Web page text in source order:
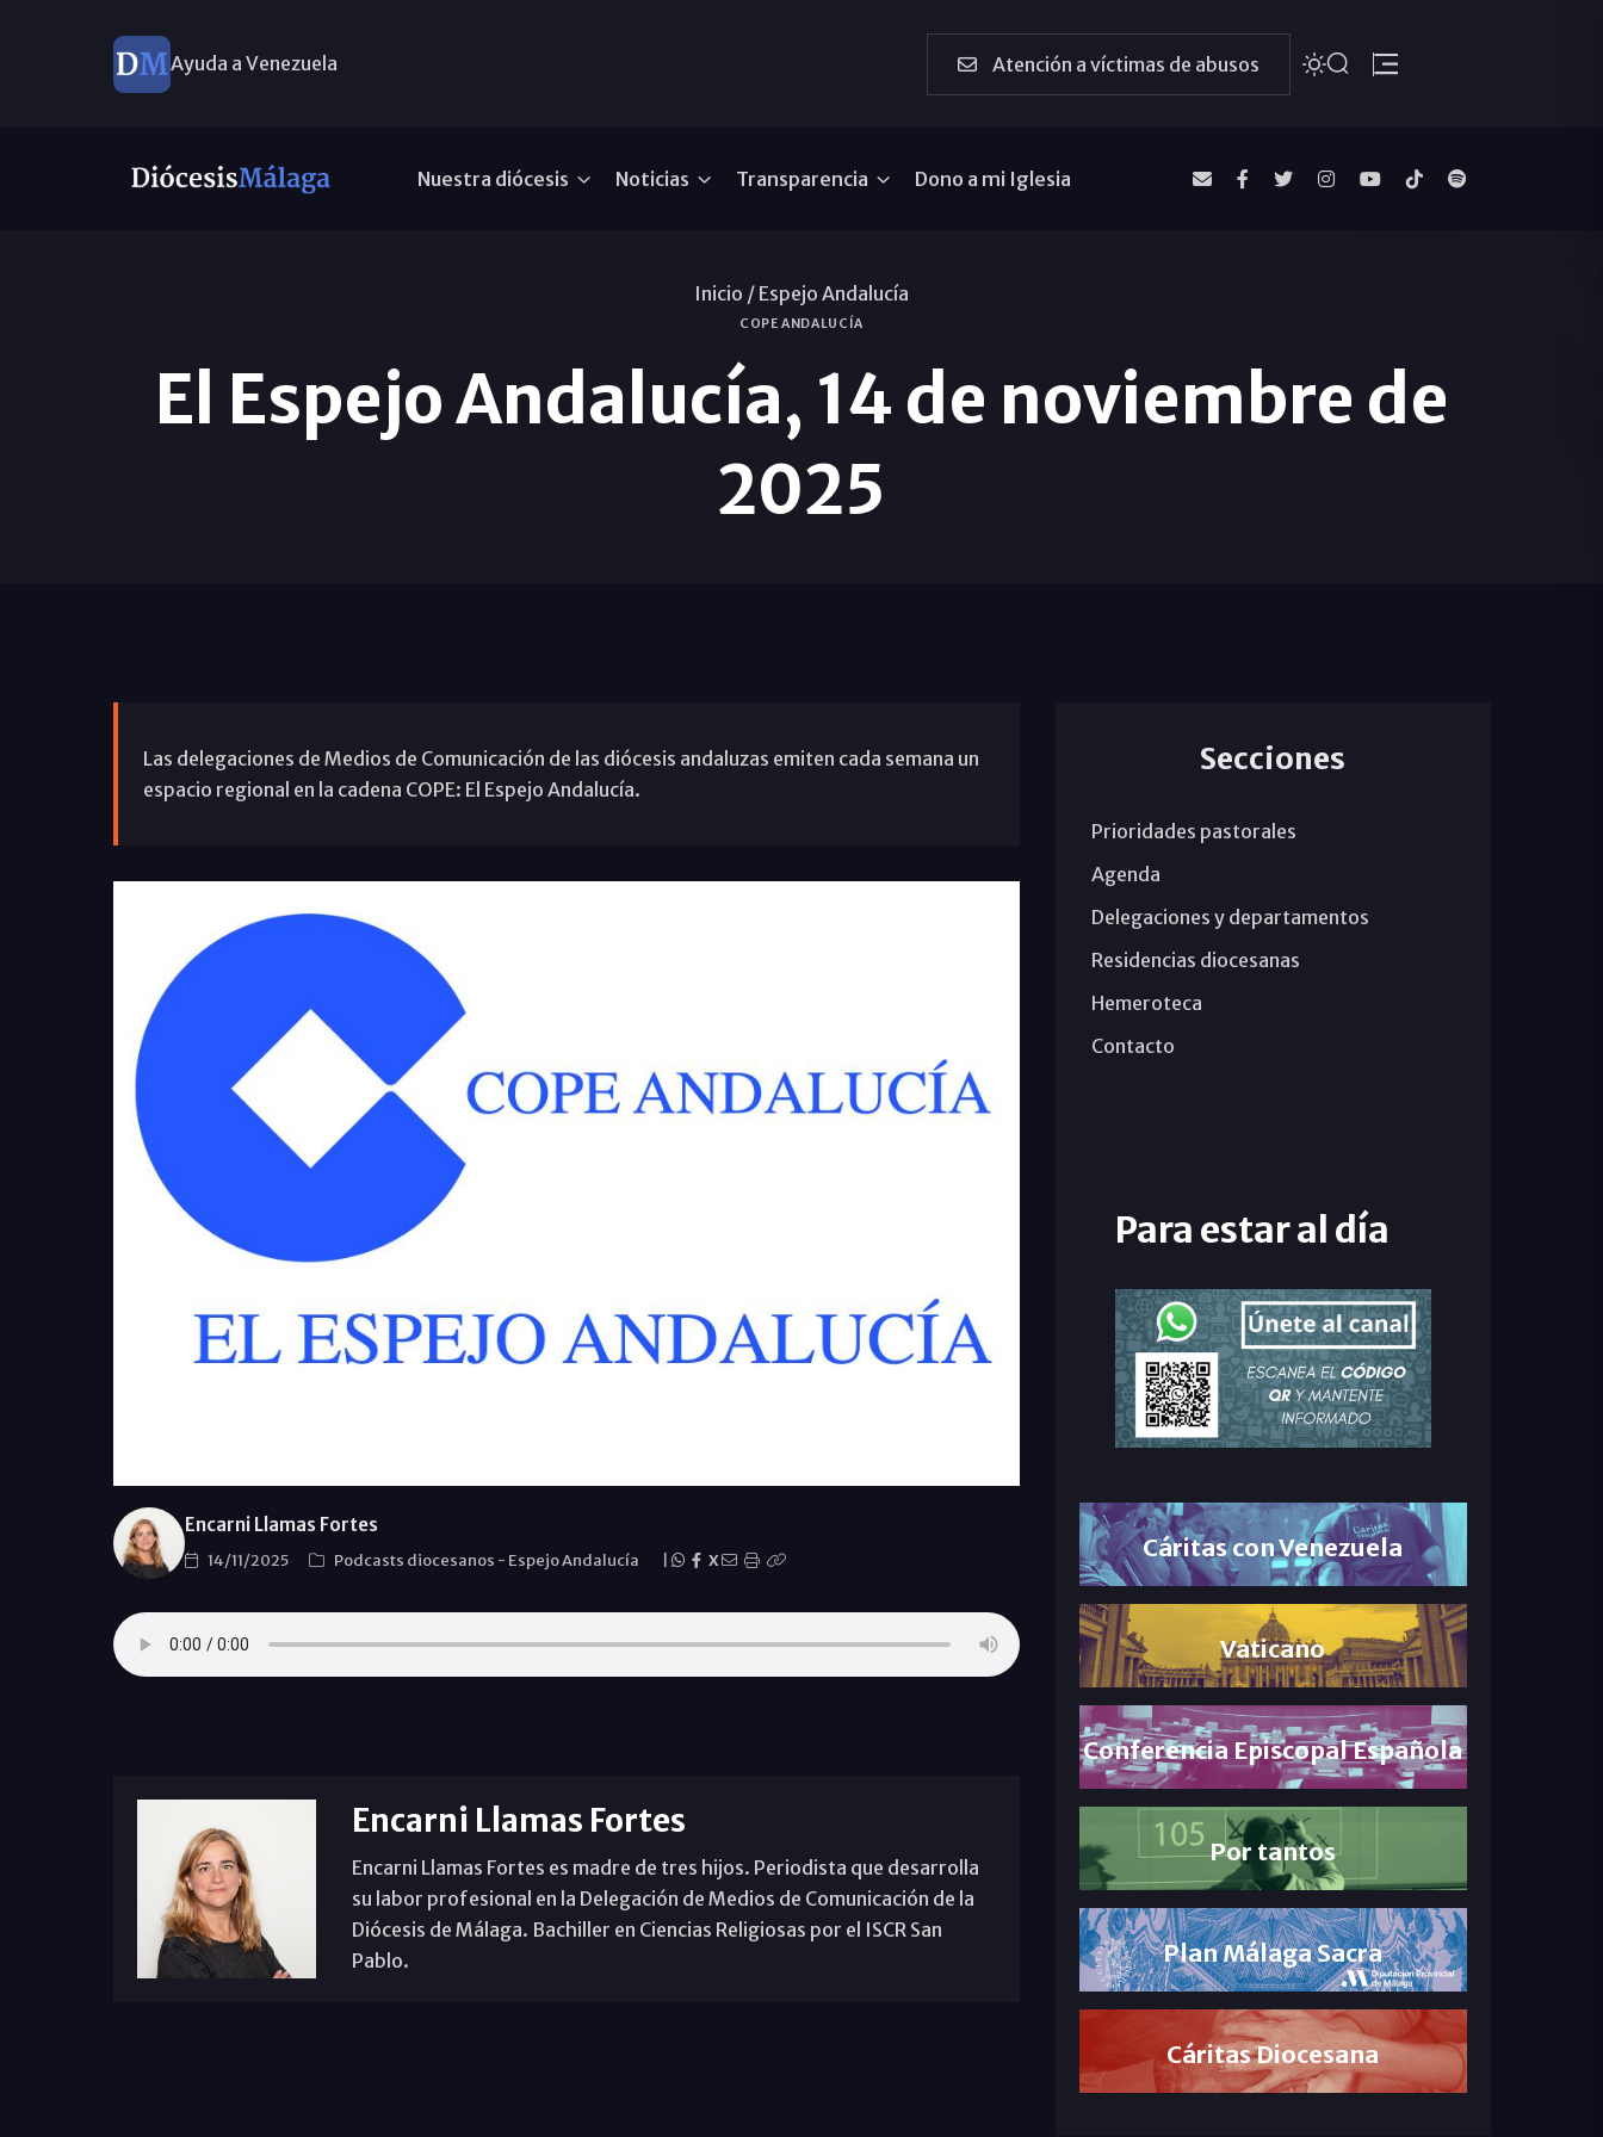
Ayuda a Venezuela Atención a víctimas de abusos
Nuestra diócesis Noticias Transparencia Dono a mi Iglesia
Inicio / Espejo Andalucía
COPE ANDALUCÍA
El Espejo Andalucía, 14 de noviembre de
2025
Las delegaciones de Medios de Comunicación de las diócesis andaluzas emiten cada semana un
espacio regional en la cadena COPE: El Espejo Andalucía.
Encarni Llamas Fortes
14/11/2025 Podcasts diocesanos - Espejo Andalucía X
Encarni Llamas Fortes
Encarni Llamas Fortes es madre de tres hijos. Periodista que desarrolla
su labor profesional en la Delegación de Medios de Comunicación de la
Diócesis de Málaga. Bachiller en Ciencias Religiosas por el ISCR San
Pablo.
Secciones
Prioridades pastorales
Agenda
Delegaciones y departamentos
Residencias diocesanas
Hemeroteca
Contacto
Para estar al día
Cáritas con Venezuela
Vaticano
Conferencia Episcopal Española
Por tantos
Plan Málaga Sacra
Cáritas Diocesana